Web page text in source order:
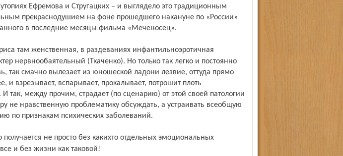
Ефремова и Стругацких – и выглядело это традиционным
прекраснодушием на фоне прошедшего накануне по «России»
в последние месяцы фильма «Меченосец».
нервно­обаятельный (Ткаченко). Но только так легко и постоянно
так смачно вылезает из юношеской ладони лезвие, оттуда прямо
и взрезывает, вспарывает, прокалывает, потрошит плоть
И так, между прочим, страдает (по сценарию) от этой своей патологии
не нрав­ственную проблематику обсуждать, а устраивать всеобщую
по признакам психических заболеваний.
и без жизни как таковой!